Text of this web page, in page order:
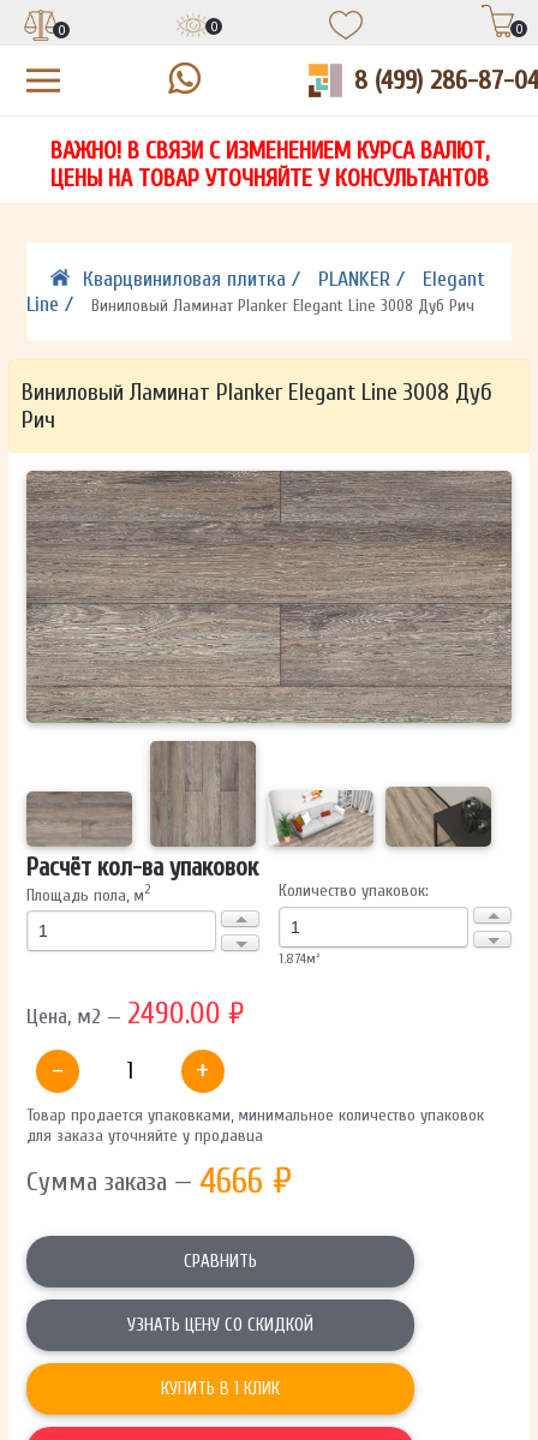
НА
СВЯЖЕТСЯ С ВАМИ В ТЕЧЕНИЕ 15 МИНУТ
ОТПРАВИТЬ
Ваши данные не будут переданы третьим лицам
ЗАПОЛНИТЕ ФОРМУ И НАШ МЕНЕДЖЕР
СВЯЖЕТСЯ С ВАМИ В ТЕЧЕНИЕ 15 МИНУТ
ОТПРАВИТЬ
Ваши данные не будут переданы третьим лицам
ЗАПОЛНИТЕ ФОРМУ И НАШ МЕНЕДЖЕР
СВЯЖЕТСЯ С ВАМИ В ТЕЧЕНИЕ 15 МИНУТ
ОТПРАВИТЬ
Ваши данные не будут переданы третьим лицам
0 0 0
8 (499) 286-87-04
ВАЖНО! В СВЯЗИ С ИЗМЕНЕНИЕМ КУРСА ВАЛЮТ,
ЦЕНЫ НА ТОВАР УТОЧНЯЙТЕ У КОНСУЛЬТАНТОВ
Кварцвиниловая плитка / PLANKER /
Elegant
Line /
Виниловый Ламинат Planker Elegant Line 3008 Дуб Рич
Виниловый Ламинат Planker Elegant Line 3008 Дуб
Рич
Расчёт кол-ва упаковок
Площадь пола, м2 Количество упаковок:
1.874м²
Цена, м2 — 2490.00 ₽
-
+
Товар продается упаковками, минимальное количество упаковок
для заказа уточняйте у продавца
Сумма заказа — 4666 ₽
СРАВНИТЬ
УЗНАТЬ ЦЕНУ СО СКИДКОЙ
КУПИТЬ В 1 КЛИК